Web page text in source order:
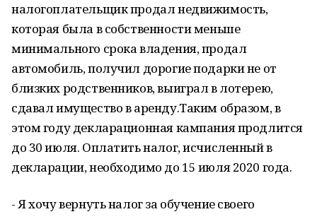
налогоплательщик продал недвижимость,
которая была в собственности меньше
минимального срока владения, продал
автомобиль, получил дорогие подарки не от
близких родственников, выиграл в лотерею,
сдавал имущество в аренду.Таким образом, в
этом году декларационная кампания продлится
до 30 июля. Оплатить налог, исчисленный в
декларации, необходимо до 15 июля 2020 года.
- Я хочу вернуть налог за обучение своего